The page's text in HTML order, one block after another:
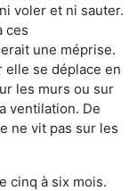
voler et ni sauter.
ces
une méprise.
elle se déplace en
les murs ou sur
ventilation. De
ne vit pas sur les
cinq à six mois.